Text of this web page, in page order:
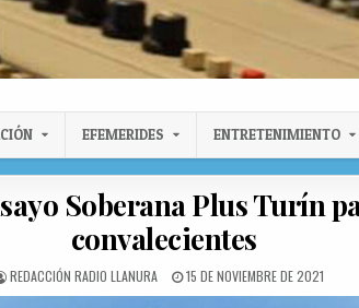
Colón
EFEMERIDES ENTRETENIMIENTO
Soberana Plus Turín
convalecientes
AUTHOR:
REDACCIÓN RADIO LLANURA PUBLISHED DATE:
15 DE NOVIEMBRE DE 2021